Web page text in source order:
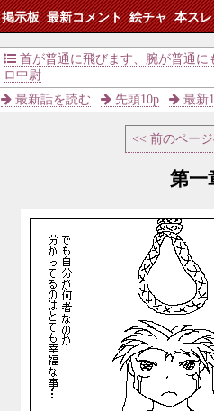
掲示板 最新コメント 絵チャ 本スレ
首が普通に飛びます、腕が普通
ロ中尉
最新話を読む 先頭10p 最新
<< 前のペー
第一